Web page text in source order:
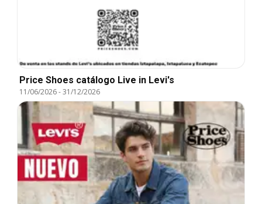
Price Shoes catálogo Live in Levi's
11/06/2026-31/12/2026